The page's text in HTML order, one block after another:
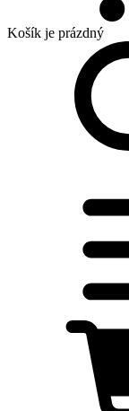
Košík je prázdný